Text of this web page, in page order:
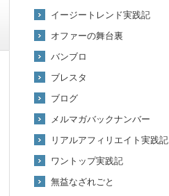
イージートレンド実践記
オファーの舞台裏
バンブロ
ブレスタ
ブログ
メルマガバックナンバー
リアルアフィリエイト実践記
ワントップ実践記
無益なざれごと